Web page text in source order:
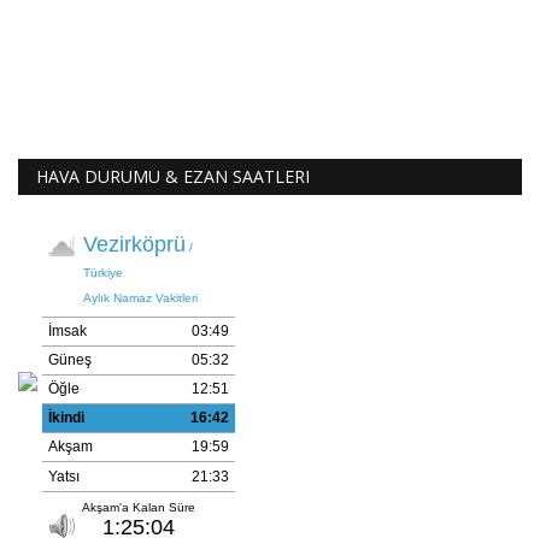
HAVA DURUMU & EZAN SAATLERI